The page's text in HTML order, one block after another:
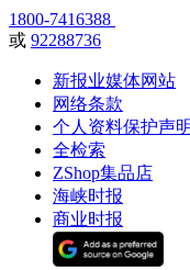
1800-7416388
或 92288736
新报业媒体网站
网络条款
个人资料保护声明
全检索
ZShop集品店
海峡时报
商业时报